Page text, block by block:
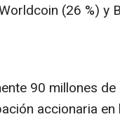
(26 %) y
90 millones
accionaria